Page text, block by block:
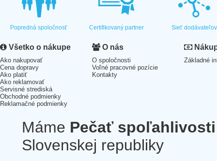
Popredná spoločnosť Certifikovaný partner Sieť dodávateľov
Všetko o nákupe
Ako nakupovať
Cena dopravy
Ako platiť
Ako reklamovať
Servisné strediská
Obchodné podmienky
Reklamačné podmienky
O nás
O spoločnosti
Voľné pracovné pozície
Kontakty
Základné
Máme Pečať spoľahlivosti
Slovenskej republiky